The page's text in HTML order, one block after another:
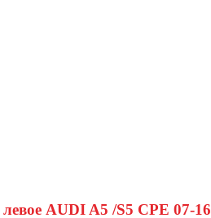
AUDI A5 /S5 CPE 07-16